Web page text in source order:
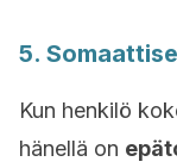
5.
Kun henkilö
hänellä on